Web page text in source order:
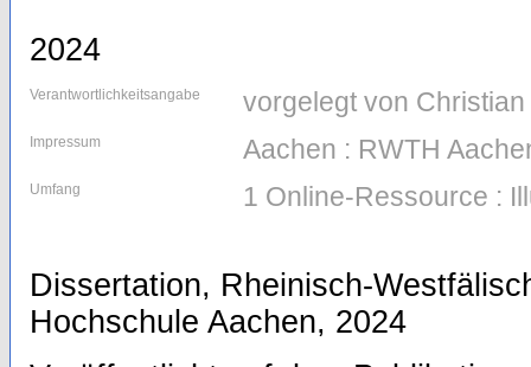
2024
Verantwortlichkeitsangabe vorgelegt von
Impressum Aachen : RWTH
Umfang 1 Online-Ressource :
Dissertation, Rheinisch-
Hochschule Aachen, 2024